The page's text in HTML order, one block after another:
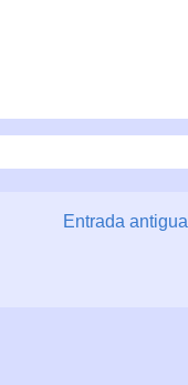
Entrada antigua